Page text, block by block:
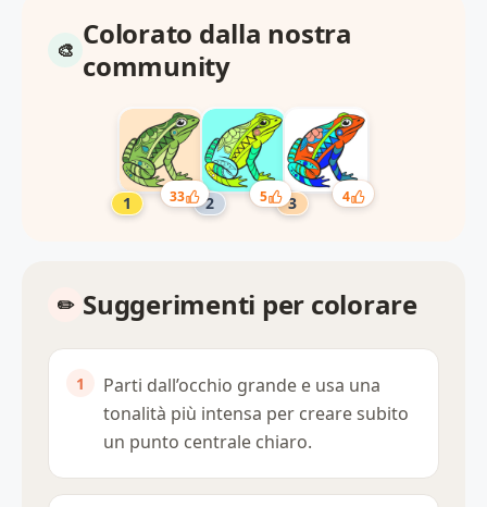
Colorato dalla nostra
community
33 5 4
Suggerimenti per colorare
Parti dall’occhio grande e usa una
tonalità più intensa per creare subito
un punto centrale chiaro.